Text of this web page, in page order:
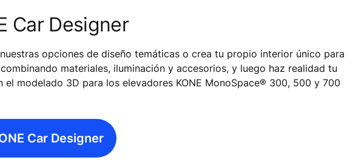
Car Designer
opciones de diseño temáticas o crea tu propio interior único para
materiales, iluminación y accesorios, y luego haz realidad tu
el modelado 3D para los elevadores KONE MonoSpace® 300, 500 y 700
Car Designer